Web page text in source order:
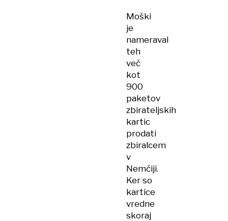
Moški
je
nameraval
teh
več
kot
900
paketov
zbirateljskih
kartic
prodati
zbiralcem
v
Nemčiji.
Ker so
kartice
vredne
skoraj